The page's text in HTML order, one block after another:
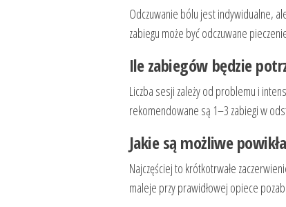
Odczuwanie bólu jest indywidualne,
zabiegu może być odczuwane
Ile zabiegów będzie
Liczba sesji zależy od problemu i
rekomendowane są 1–3 zabiegi w
Jakie są możliwe
Najczęściej to krótkotrwałe
maleje przy prawidłowej opiece